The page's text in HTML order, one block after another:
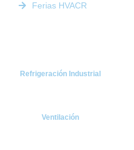
Ferias HVACR
Refrigeración Industrial
Ventilación